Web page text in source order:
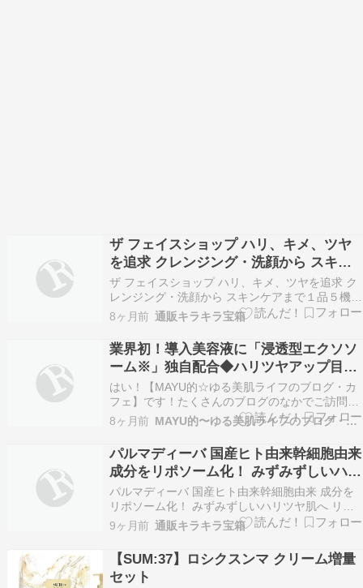
ザ フェイスショップ ハリ、キメ、ツヤ
を追求 クレンジング・洗顔から スキン
ケアまで１品５機能 新イェファダム オ
ールインワン ケアシートＤＸ デビュー
２４０枚セット
ザ フェイスショップ ハリ、キメ、ツヤを追求 ク
レンジング・洗顔から スキンケアまで１品５機能
新イェファダム オールインワン ケアシートＤＸ
デビュー２４０枚セット※画像クリックで商品詳
細へザ フェイスショップ ハリ、キメ、ツヤを追
求 クレンジング・洗顔から スキンケアまで１
品…
8ヶ月前 通販キラキラ宝箱
業界初！導入美容液に「浸透型エクソソ
ーム※」独自配合◆ハリツヤアップ目指
す♡◆
はい！【MAYU的☆ゆる美肌ライフのブログ・カ
フェ】です！たくさんのブログのなかでご訪問
「いいね！」「フォロー」ありがとうございます
にほんブログ村 人気ブログランキング 『MAYU
的☆ゆる旬食花美ライフ』のブログ・カフェ皆さ
ん こんにちは♡♡#購入品 2025年10月15日…
8ヶ月前 MAYU的〜ゆる美肌ライフのブログ・カフェ
パルマディーバ 国産ヒト由来幹細胞由来
成分をリポソーム化！ みずみずしいハリ
ツヤ肌へ リッチエッセンス ゴージャス
Ｈ ２．２本分特別セット
パルマディーバ 国産ヒト由来幹細胞由来 成分を
リポソーム化！ みずみずしいハリツヤ肌へ リッ
チエッセンス ゴージャスＨ ２．２本分特別セッ
ト※画像クリックで商品詳細へパルマディーバ 国
産ヒト由来幹細胞由来 成分をリポソーム化！ み
ずみずしいハリツヤ肌へ リッチエッセンス ゴー
ジャ…
9ヶ月前 通販キラキラ宝箱
【SUM:37】ロシクスンマ クリーム増量
セット